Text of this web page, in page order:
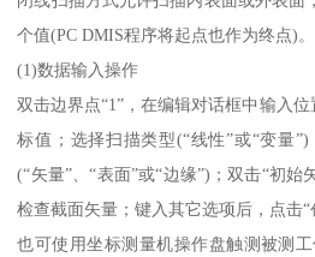
个值(PC DMIS程序将起点也作为终点)。
(1)数据输入操作
双击边界点“1”，在编辑对话框中输入
标值；选择扫描类型(“线性”或“变量
(“矢量”、“表面”或“边缘”)；双击“初始
检查截面矢量；键入其它选项后，点击“
也可使用坐标测量机操作盘触测被测